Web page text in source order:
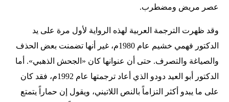
عصر مريض ومضطرب.
وقد ظهرت الترجمة العربية لهذه الرواية لأول مرة على يد
الدكتور فهمي خشيم عام 1980م، غير أنها تضمنت بعض الحذف
والصياغة والتصرف. حتى أن عنوانها كان «الجحش الذهبي». أما
الدكتور أبو العيد دودو الذي أعاد ترجمتها عام 1992م، فقد كان
على ما يبدو أكثر التزاماً بالنص اللاتيني، ويقول إن حماراً يتمتع